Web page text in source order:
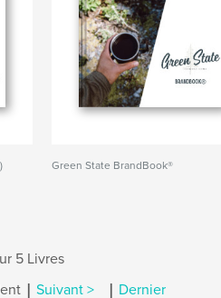
Green State BrandBook®
5 Livres
| Suivant > | Dernier